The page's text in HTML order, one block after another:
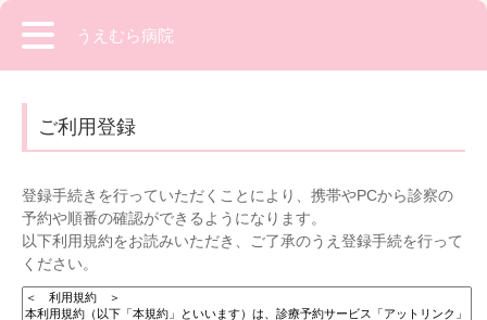
うえむら病院
ご利用登録
登録手続きを行っていただくことにより、携帯やPCから診察の
予約や順番の確認ができるようになります。
以下利用規約をお読みいただき、ご了承のうえ登録手続を行って
ください。